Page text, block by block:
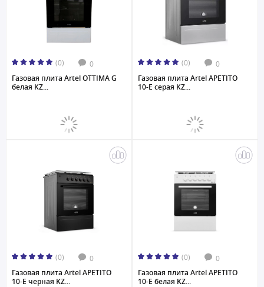
(0) 0
Газовая плита Artel OTTIMA G
белая KZ...
(0) 0
Газовая плита Artel APETITO
10-E серая KZ...
(0) 0
Газовая плита Artel APETITO
10-E черная KZ...
(0) 0
Газовая плита Artel APETITO
10-E белая KZ...